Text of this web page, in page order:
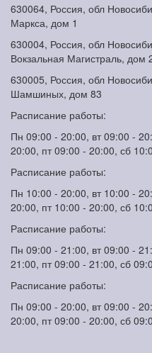
630064, Россия, обл
Маркса, дом 1
630004, Россия, обл
Вокзальная Магистраль, дом
630005, Россия, обл
Шамшиных, дом 83
Расписание работы:
Пн 09:00 - 20:00, вт 09:00 -
20:00, пт 09:00 - 20:00, сб
Расписание работы:
Пн 10:00 - 20:00, вт 10:00 -
20:00, пт 10:00 - 20:00, сб
Расписание работы:
Пн 09:00 - 21:00, вт 09:00 -
21:00, пт 09:00 - 21:00, сб
Расписание работы:
Пн 09:00 - 20:00, вт 09:00 -
20:00, пт 09:00 - 20:00, сб